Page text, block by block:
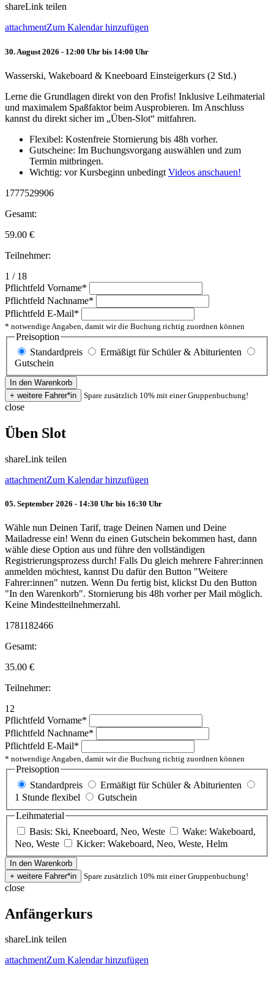
shareLink teilen
attachmentZum Kalendar hinzufügen
30. August 2026 - 12:00 Uhr bis 14:00 Uhr
Wasserski, Wakeboard & Kneeboard Einsteigerkurs (2 Std.)
Lerne die Grundlagen direkt von den Profis! Inklusive Leihmaterial
und maximalem Spaßfaktor beim Ausprobieren. Im Anschluss
kannst du direkt sicher im „Üben-Slot“ mitfahren.
Flexibel: Kostenfreie Stornierung bis 48h vorher.
Gutscheine: Im Buchungsvorgang auswählen und zum
Termin mitbringen.
Wichtig: vor Kursbeginn unbedingt Videos anschauen!
1777529906
Gesamt:
59.00 €
Teilnehmer:
1 / 18
Pflichtfeld Vorname*
Pflichtfeld Nachname*
Pflichtfeld E-Mail*
* notwendige Angaben, damit wir die Buchung richtig zuordnen können
Preisoption
Standardpreis
Ermäßigt für Schüler & Abiturienten
Gutschein
Spare zusätzlich 10% mit einer Gruppenbuchung!
close
Üben Slot
shareLink teilen
attachmentZum Kalendar hinzufügen
05. September 2026 - 14:30 Uhr bis 16:30 Uhr
Wähle nun Deinen Tarif, trage Deinen Namen und Deine
Mailadresse ein! Wenn du einen Gutschein bekommen hast, dann
wähle diese Option aus und führe den vollständigen
Registrierungsprozess durch! Falls Du gleich mehrere Fahrer:innen
anmelden möchtest, kannst Du dafür den Button "Weitere
Fahrer:innen" nutzen. Wenn Du fertig bist, klickst Du den Button
"In den Warenkorb". Stornierung bis 48h vorher per Mail möglich.
Keine Mindestteilnehmerzahl.
1781182466
Gesamt:
35.00 €
Teilnehmer:
12
Pflichtfeld Vorname*
Pflichtfeld Nachname*
Pflichtfeld E-Mail*
* notwendige Angaben, damit wir die Buchung richtig zuordnen können
Preisoption
Standardpreis
Ermäßigt für Schüler & Abiturienten
1 Stunde flexibel
Gutschein
Leihmaterial
Basis: Ski, Kneeboard, Neo, Weste
Wake: Wakeboard,
Neo, Weste
Kicker: Wakeboard, Neo, Weste, Helm
Spare zusätzlich 10% mit einer Gruppenbuchung!
close
Anfängerkurs
shareLink teilen
attachmentZum Kalendar hinzufügen